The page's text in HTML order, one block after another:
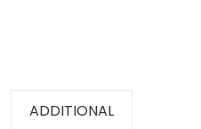
ADDITIONAL